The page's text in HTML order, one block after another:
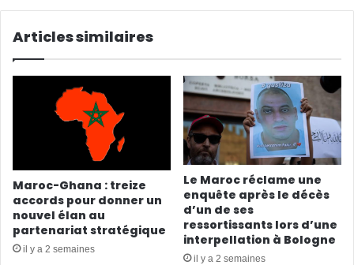
Articles similaires
Maroc-Ghana : treize
accords pour donner un
nouvel élan au
partenariat stratégique
il y a 2 semaines
Le Maroc réclame une
enquête après le décès
d’un de ses
ressortissants lors d’une
interpellation à Bologne
il y a 2 semaines